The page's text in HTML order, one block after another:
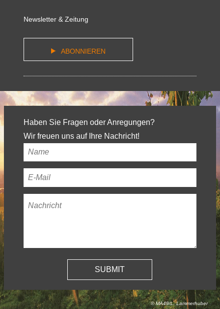
Newsletter & Zeitung
ABONNIEREN
Haben Sie Fragen oder Anregungen?
Wir freuen uns auf Ihre Nachricht!
Ihr
Name*
Ihre
E-
Mail-
Nachricht*
© MA49/L. Lammerhuber